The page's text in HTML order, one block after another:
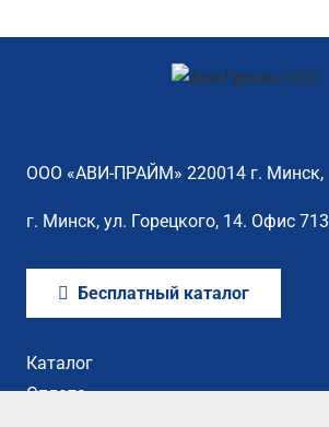
ООО «АВИ-ПРАЙМ» 220014 г. Минск,
г. Минск, ул. Горецкого, 14. Офис 713
Бесплатный каталог
Каталог
Оплата